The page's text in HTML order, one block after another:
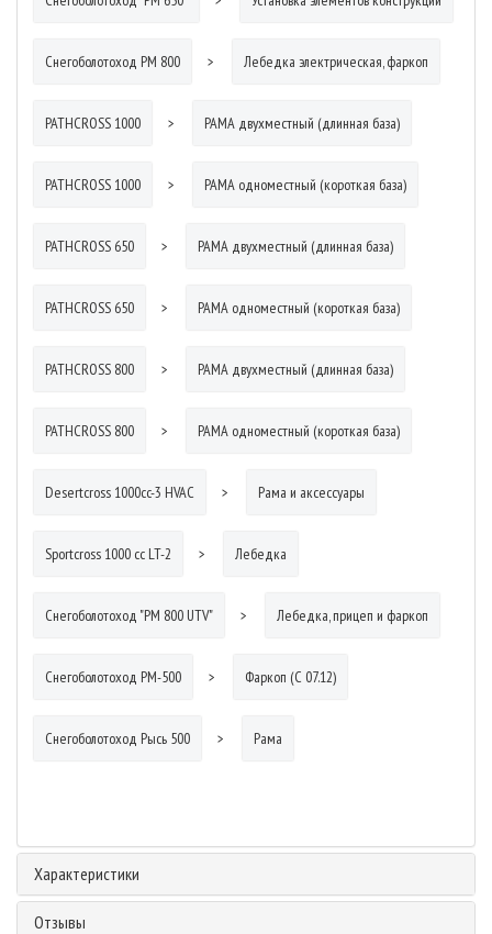
Снегоболотоход РМ 800 Лебедка электрическая, фаркоп
PATHCROSS 1000 РАМА двухместный (длинная база)
PATHCROSS 1000 РАМА одноместный (короткая база)
PATHCROSS 650 РАМА двухместный (длинная база)
PATHCROSS 650 РАМА одноместный (короткая база)
PATHCROSS 800 РАМА двухместный (длинная база)
PATHCROSS 800 РАМА одноместный (короткая база)
Desertcross 1000cc-3 HVAC Рама и аксессуары
Sportcross 1000 cc LT-2 Лебедка
Снегоболотоход "РМ 800 UTV" Лебедка, прицеп и фаркоп
Снегоболотоход РМ-500 Фаркоп (С 07.12)
Снегоболотоход Рысь 500 Рама
Характеристики
Отзывы